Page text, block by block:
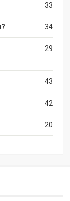
33
34
29
43
42
20